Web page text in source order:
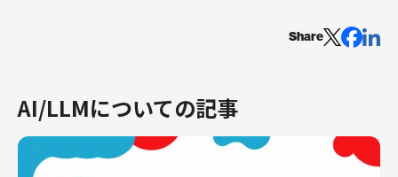
Share
AI/LLMについての記事